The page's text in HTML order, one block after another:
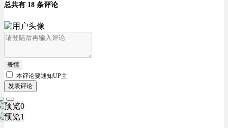
总共有 18 条评论
表情
本评论要通知UP主
发表评论